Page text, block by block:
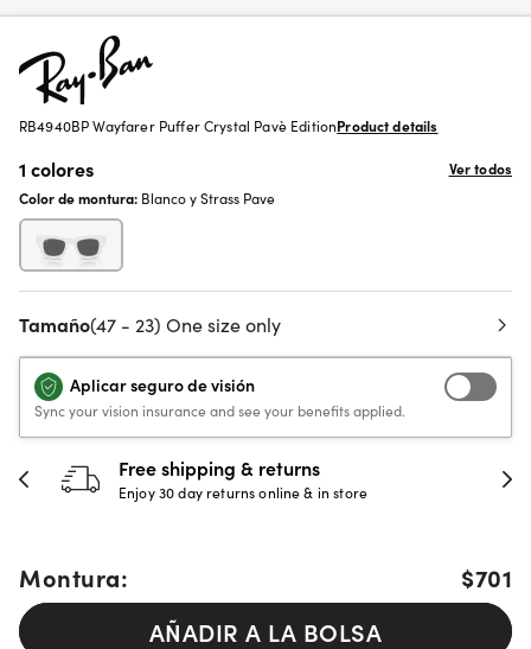
RB4940BP Wayfarer Puffer Crystal Pavè EditionProduct details
1 colores
Ver todos
Color de montura: Blanco y Strass Pave
Tamaño(47 - 23) One size only
Aplicar seguro de visión
Sync your vision insurance and see your benefits applied.
Free shipping & returns
Enjoy 30 day returns online & in store
Montura:
$701
AÑADIR A LA BOLSA